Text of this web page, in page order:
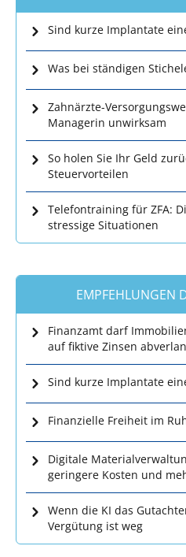
Sind kurze Implantate
Was bei ständigen
Zahnärzte-
Managerin unwirksam
So holen Sie Ihr Geld
Steuervorteilen
Telefontraining für ZFA:
stressige Situationen
EMPFEHLUNGEN
Finanzamt darf
auf fiktive Zinsen
Sind kurze Implantate
Finanzielle Freiheit im
Digitale
geringere Kosten und
Wenn die KI das
Vergütung ist weg